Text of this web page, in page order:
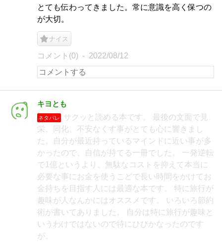
とても伝わってきました。常に意識を高く保つの
が大切。
ナイス
コメント(0) 2022/08/12
キヨとも
ネタバレ
サクッと読める本です。 最後の文面で見
栄、同化、不安なくす事がとても心に響きまし
た。自分が最近持っているマインドに近い事が多
かったので、自信が持てる一冊でした。 一発逆転
で1億というより、無駄なコストを抑えて本当に
必要な事にお金を使うこどで長い時間をかけてお
金持ちを目指す人には最適な本です。 特に旅行が
趣味が人なんかにはオススメです。 いろいろ節約
術が書いてありました。 自分は特に旅行が趣味と
いうわけではないので特にひびかなったのです
が。